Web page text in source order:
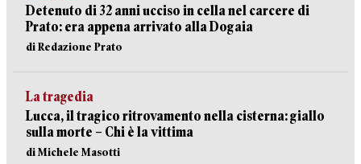
Detenuto di 32 anni ucciso in cella nel carcere di
Prato: era appena arrivato alla Dogaia
di Redazione Prato
La tragedia
Lucca, il tragico ritrovamento nella cisterna: giallo
sulla morte – Chi è la vittima
di Michele Masotti